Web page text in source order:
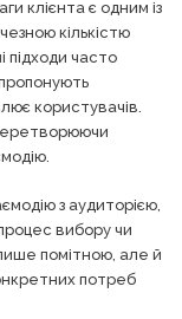
клієнта є одним із
кількістю
підходи часто
користувачів.
з аудиторією,
вибору чи
помітною, але й
потреб